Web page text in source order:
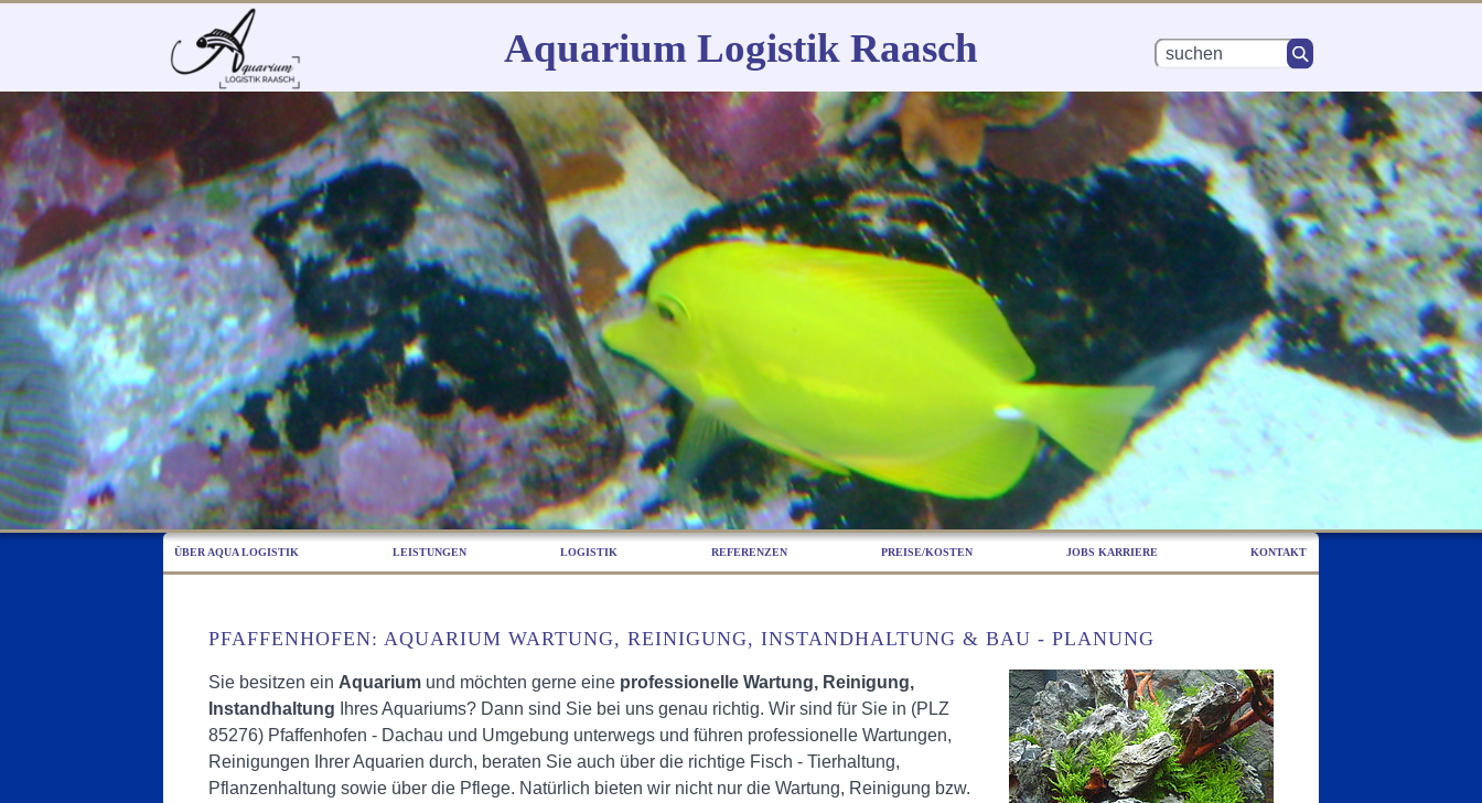
Aquarium Logistik Raasch
ÜBER AQUA LOGISTIK LEISTUNGEN LOGISTIK REFERENZEN PREISE/KOSTEN JOBS KARRIERE KONTAKT
PFAFFENHOFEN: AQUARIUM WARTUNG, REINIGUNG, INSTANDHALTUNG & BAU - PLANUNG
Sie besitzen ein Aquarium und möchten gerne eine professionelle Wartung, Reinigung,
Instandhaltung Ihres Aquariums? Dann sind Sie bei uns genau richtig. Wir sind für Sie in (PLZ
85276) Pfaffenhofen - Dachau und Umgebung unterwegs und führen professionelle Wartungen,
Reinigungen Ihrer Aquarien durch, beraten Sie auch über die richtige Fisch - Tierhaltung,
Pflanzenhaltung sowie über die Pflege. Natürlich bieten wir nicht nur die Wartung, Reinigung bzw.